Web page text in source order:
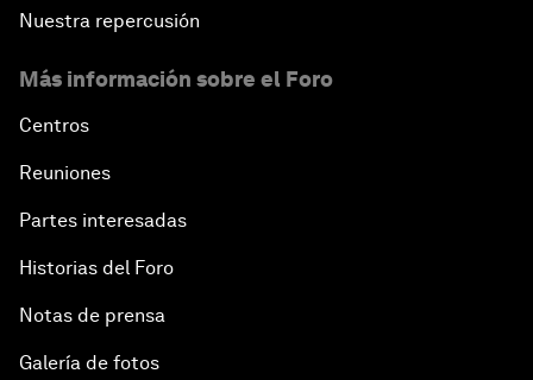
Nuestra repercusión
Más información sobre el Foro
Centros
Reuniones
Partes interesadas
Historias del Foro
Notas de prensa
Galería de fotos